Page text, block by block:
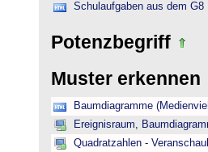
Schulaufgaben aus dem G8
Potenzbegriff
Muster erkennen
Baumdiagramme
Ereignisraum,
Quadratzahlen -